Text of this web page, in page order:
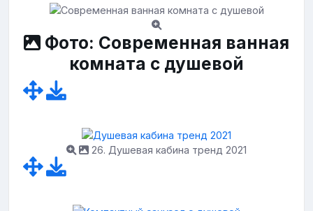
Фото: Современная ванная
комната с душевой
26. Душевая кабина тренд 2021